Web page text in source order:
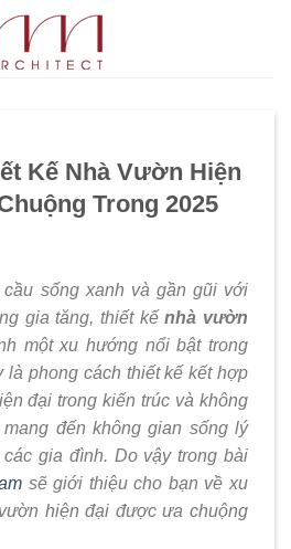
Kế Nhà Vườn Hiện
Trong 2025
cầu sống xanh và gần gũi với
gia tăng, thiết kếnhà vườn
một xu hướng nổi bật trong
là phong cách thiết kế kết hợp
đại trong kiến trúc và không
đến không gian sống lý
gia đình. Do vậy trong bài
sẽ giới thiệu cho bạn về xu
hiện đại được ưa chuộng